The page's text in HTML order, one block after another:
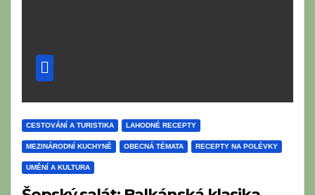
CESTOVÁNÍ A TURISTIKA LAHODNÉ RECEPTY
MEZINÁRODNÍ KUCHYNĚ OBECNÁ TÉMATA RECEPTY NA POLÉVKY
UMĚNÍ A KULTURA